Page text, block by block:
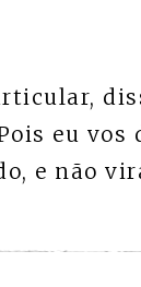
eu
e não